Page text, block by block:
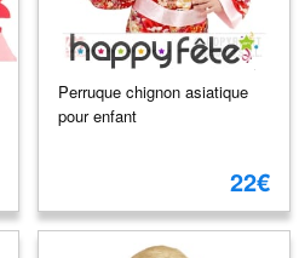
Perruque chignon asiatique
pour enfant
22€